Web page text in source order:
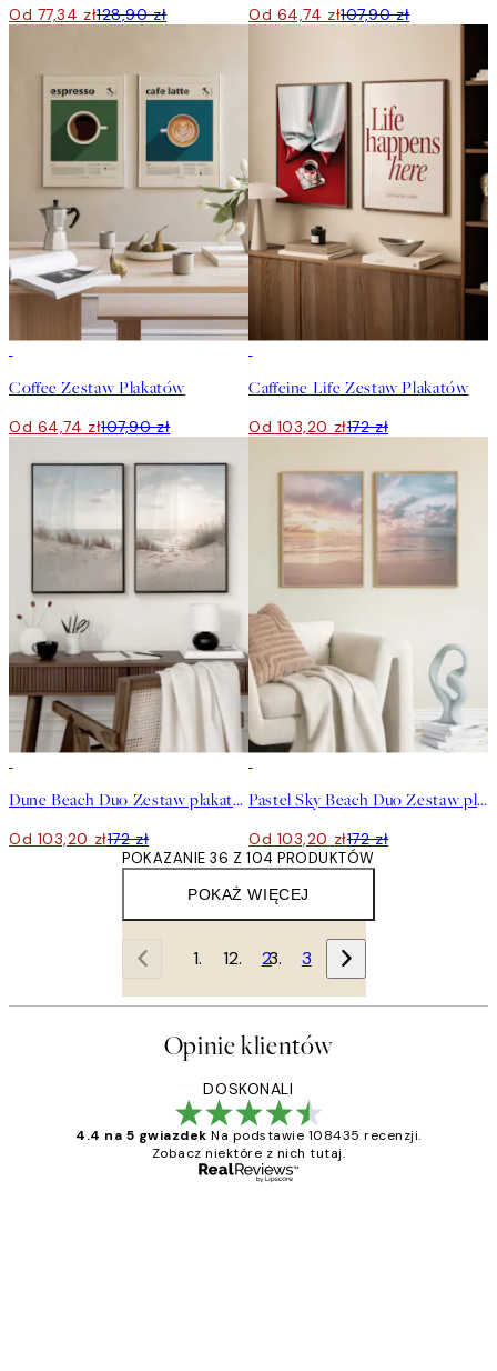
Od 77,34 zł128,90 zł Od 64,74 zł107,90 zł
Coffee Zestaw Plakatów
Od 64,74 zł107,90 zł
Caffeine Life Zestaw Plakatów
Od 103,20 zł172 zł
Dune Beach Duo Zestaw plakatów
Od 103,20 zł172 zł
Pastel Sky Beach Duo Zestaw plakatów
Od 103,20 zł172 zł
POKAŻ WIĘCEJ
POKAZANIE 36 Z 104 PRODUKTÓW
1 2 3
Opinie klientów
DOSKONALI
4.4 na 5 gwiazdek Na podstawie 108435 recenzji.
Zobacz niektóre z nich tutaj.